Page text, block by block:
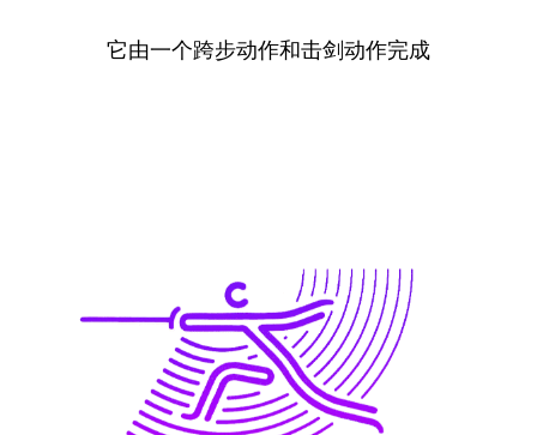
它由一个跨步动作和击剑动作完成